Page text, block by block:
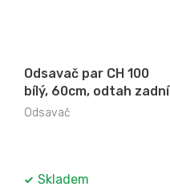
Odsavač par CH 100
bílý, 60cm, odtah zadní
Odsavač
Skladem